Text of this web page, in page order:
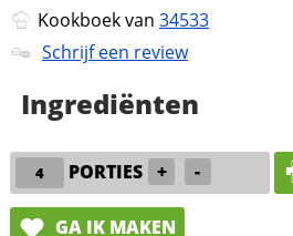
Kookboek van 34533
Schrijf een review
Ingrediënten
PORTIES + -
GA IK MAKEN